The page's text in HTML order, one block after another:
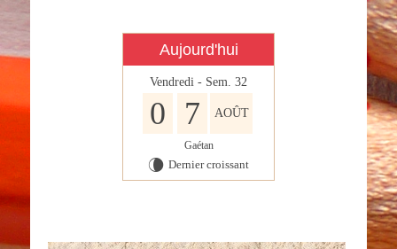
Aujourd'hui
Vendredi - Sem. 32
0 7 AOÛT
Gaétan
V Dernier croissant